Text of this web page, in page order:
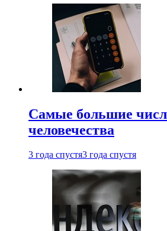
Самые большие
человечества
3 года спустя3 года спустя